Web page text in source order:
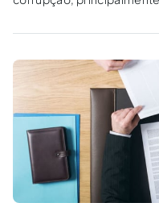
popular.